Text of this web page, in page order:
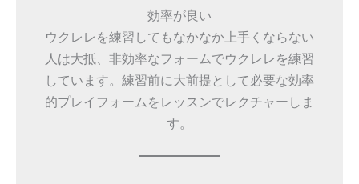
効率が良い
ウクレレを練習してもなかなか上手くならない
人は大抵、非効率なフォームでウクレレを練習
しています。練習前に大前提として必要な効率
的プレイフォームをレッスンでレクチャーしま
す。